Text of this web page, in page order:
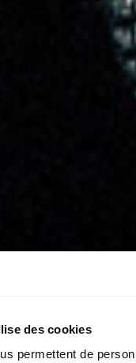
des cookies
permettent de